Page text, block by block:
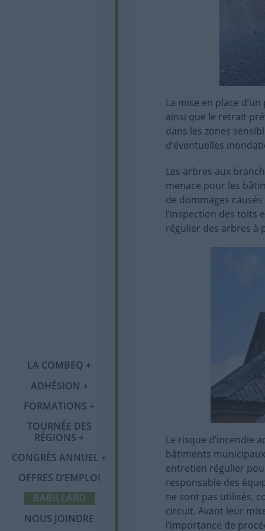
LA COMBEQ
Notre histoire
Publications
Communiqués
Infolettre
Politique sur la
protection des
renseignements
ADHÉSION
Adhésion
membres et tarifs
Services et
avantages
Membres corporatifs
FORMATIONS
Programme OMBE
Formations 2026
Foire aux questions
(FAQ)
TOURNÉE DES
RÉGIONS
Tournée des régions
Témiscamingue
Laval
Saguenay-Lac-Saint-
Jean
CONGRÈS ANNUEL
Congrès annuel
Mot du comité
Partenaires et
commanditaires
OFFRES D’EMPLOI
BABILLARD
NOUS JOINDRE
La mise en place
ainsi que le retrait
dans les zones
d’éventuelles
Les arbres aux
menace pour les
de dommages
l’inspection des toits
régulier des arbres à
Le risque d’incendie
bâtiments
entretien régulier
responsable des
ne sont pas utilisés,
circuit. Avant leur
l’importance de